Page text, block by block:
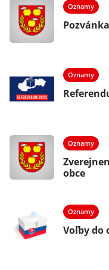
Oznamy
Oznamy
Oznamy
obce
Oznamy
Voľby do